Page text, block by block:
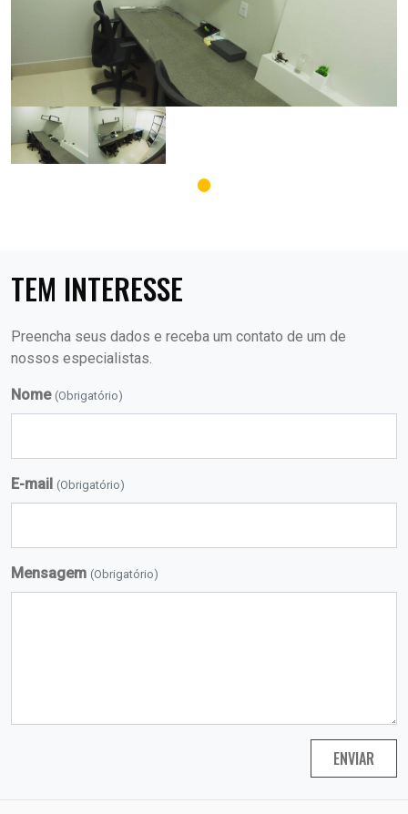
TEM INTERESSE
Preencha seus dados e receba um contato de um de
nossos especialistas.
Nome (Obrigatório)
E-mail (Obrigatório)
Mensagem (Obrigatório)
ENVIAR